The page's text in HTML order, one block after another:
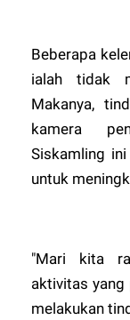
Beberapa
ialah tidak
Makanya,
kamera
Siskamling
untuk
"Mari kita
aktivitas yang
melakukan